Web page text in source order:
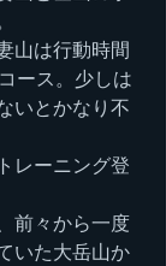
山は行動時間
ース。少しは
いとかなり不
レーニング登
前々から一度
いた大岳山か